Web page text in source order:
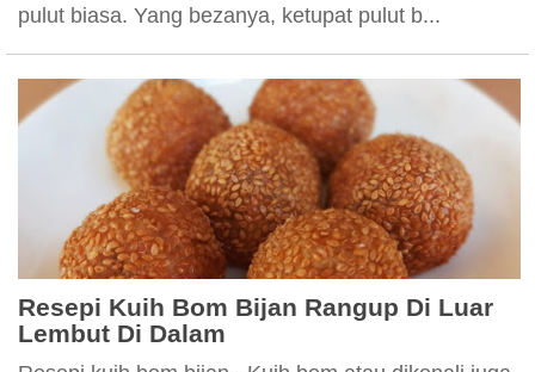
pulut biasa. Yang bezanya, ketupat pulut b...
Resepi Kuih Bom Bijan Rangup Di Luar
Lembut Di Dalam